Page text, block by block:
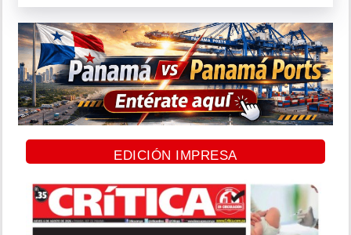
EDICIÓN IMPRESA